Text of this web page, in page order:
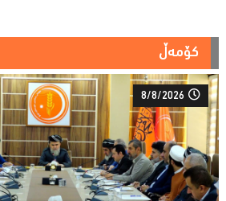
کۆمەڵ
8/8/2026